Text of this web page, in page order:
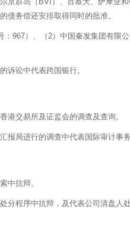
债务偿还安排取得同时的批准。
967）、（2）中国秦发集团有限
诉讼中代表跨国银行。
港交易所及证监会的调查及查询。
局进行的调查中代表国际审计事务
中抗辩。
程序中抗辩，及代表公司清盘人